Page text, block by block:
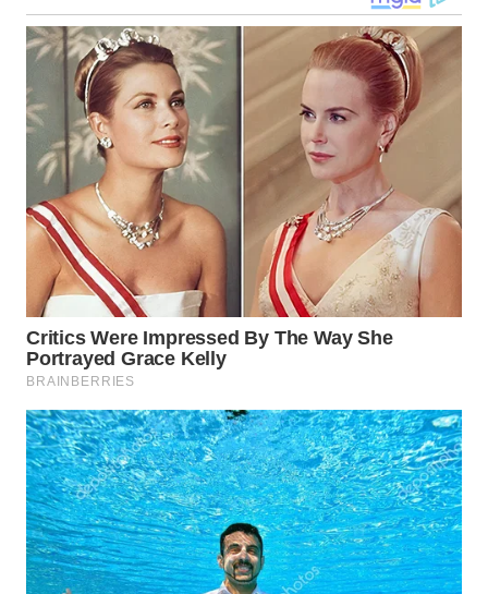
WN
NIAS
WN
LANGKAT
WN
TAPANULI
SELATAN
WN
TANJUNG
LESUNG
KARO
WN
SIMALUNGUN
WN
LABUHANBATU